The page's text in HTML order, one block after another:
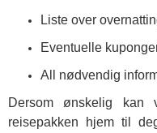
Liste over
Eventuelle
All nødvendig
Dersom ønskelig kan
reisepakken hjem til